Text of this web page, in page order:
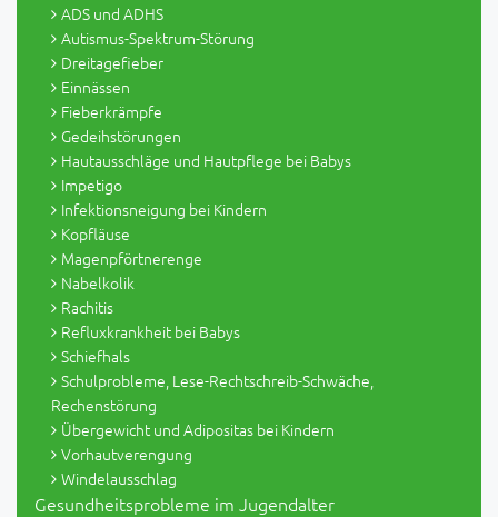
ADS und ADHS
Autismus-Spektrum-Störung
Dreitagefieber
Einnässen
Fieberkrämpfe
Gedeihstörungen
Hautausschläge und Hautpflege bei Babys
Impetigo
Infektionsneigung bei Kindern
Kopfläuse
Magenpförtnerenge
Nabelkolik
Rachitis
Refluxkrankheit bei Babys
Schiefhals
Schulprobleme, Lese-Rechtschreib-Schwäche,
Rechenstörung
Übergewicht und Adipositas bei Kindern
Vorhautverengung
Windelausschlag
Gesundheitsprobleme im Jugendalter